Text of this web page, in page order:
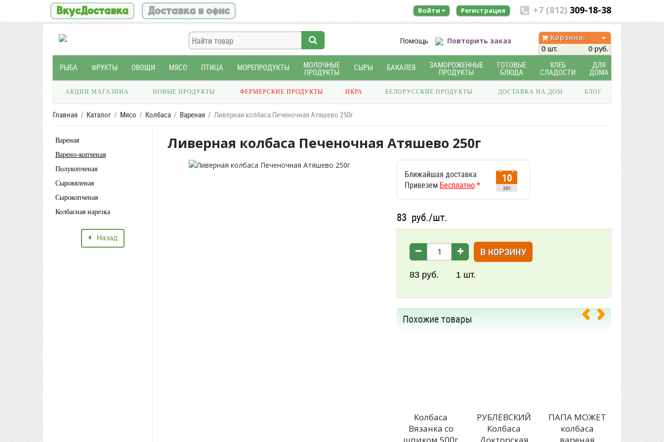
ВкусДоставка Доставка в офис +7 (812) 309-18-38
Войти Регистрация
Помощь Повторить заказ
Корзина:
0 шт.
0 руб.
РЫБА ФРУКТЫ ОВОЩИ МЯСО ПТИЦА МОРЕПРОДУКТЫ МОЛОЧНЫЕ
ПРОДУКТЫ
СЫРЫ БАКАЛЕЯ ЗАМОРОЖЕННЫЕ
ПРОДУКТЫ
ГОТОВЫЕ
БЛЮДА
ХЛЕБ
СЛАДОСТИ
ДЛЯ
ДОМА
АКЦИИ МАГАЗИНА НОВЫЕ ПРОДУКТЫ ФЕРМЕРСКИЕ ПРОДУКТЫ ИКРА БЕЛОРУССКИЕ ПРОДУКТЫ ДОСТАВКА НА ДОМ БЛОГ
Главная Каталог Мясо Колбаса Вареная Ливерная колбаса Печеночная Атяшево 250г
Вареная
Варено-копченая
Полукопченая
Сыровяленая
Сырокопченая
Колбасная нарезка
Назад
Ливерная колбаса Печеночная Атяшево 250г
Ближайшая доставка
Привезем Бесплатно*
10
авг
83 руб./шт.
В КОРЗИНУ
83 руб. 1 шт.
Похожие товары
Колбаса
Вязанка со
РУБЛЕВСКИЙ
Колбаса
ПАПА МОЖЕТ
колбаса